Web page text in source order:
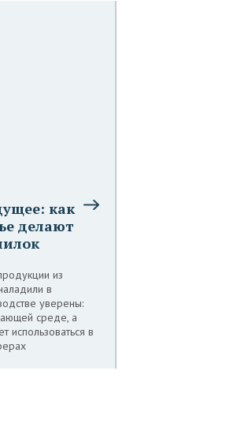
как
делают
из
в
уверены:
среде, а
использоваться в